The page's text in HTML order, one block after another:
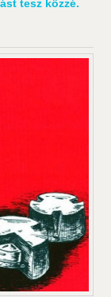
tesz közzé.